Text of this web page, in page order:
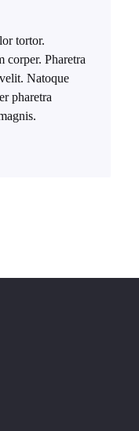
tortor.
corper. Pharetra
Natoque
pharetra